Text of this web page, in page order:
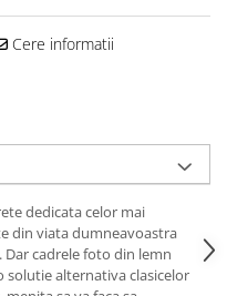
Cere informatii
dedicata celor mai
din viata dumneavoastra
cadrele foto din lemn
solutie alternativa clasicelor